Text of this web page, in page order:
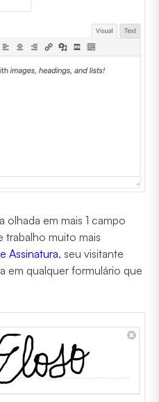
olhada em mais 1 campo
trabalho muito mais
Assinatura, seu visitante
em qualquer formulário que